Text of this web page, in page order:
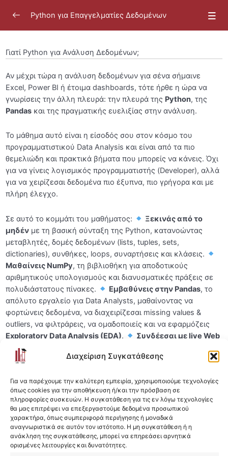
Διαχείριση Συγκατάθεσης
Για να παρέχουμε την καλύτερη εμπειρία, χρησιμοποιούμε τεχνολογίες
όπως cookies για την αποθήκευση ή/και την πρόσβαση σε
πληροφορίες συσκευών. Η συγκατάθεση για τις εν λόγω τεχνολογίες
θα μας επιτρέψει να επεξεργαστούμε δεδομένα προσωπικού
χαρακτήρα, όπως συμπεριφορά περιήγησης ή μοναδικά
αναγνωριστικά σε αυτόν τον ιστότοπο. Η μη συγκατάθεση ή η
ανάκληση της συγκατάθεσης, μπορεί να επηρεάσει αρνητικά
ορισμένες λειτουργίες και δυνατότητες.
Καλωσόρισμα 0/13
Εισαγωγή του Μαθήματος “Python για
Επαγγελματίες Δεδομένων”
Γιατί Python για Ανάλυση Δεδομένων;
Γιατί Python για Analytics Engineering;
Γνωριμία με την καθοδηγήτρια
Τεχνικές Απαιτήσεις
Προτεινόμενο Εβδομαδιαίο Πλάνο
Κανόνες Κοινότητας
Κάνε Join τον Discord Server
Mini Εκπαιδευτική Καθόδηγηση μόνο για τους
μαθητές μας
[SOS: Για προβολή των βίντεο] Ενεργοποίηση
Cookies Εμπορικής Προώθησης
Αρχική Αξιολόγηση Γνώσεων
Βασική Σύνταξη της Python
NumPy Essentials
Python για Επαγγελματίες Δεδομένων
Γιατί Python για Ανάλυση Δεδομένων;
Αν μέχρι τώρα η ανάλυση δεδομένων για σένα σήμαινε
Excel, Power BI ή έτοιμα dashboards, τότε ήρθε η ώρα να
γνωρίσεις την άλλη πλευρά: την πλευρά της Python, της
Pandasκαι της πραγματικής ευελιξίας στην ανάλυση.
Το μάθημα αυτό είναι η είσοδός σου στον κόσμο του
προγραμματιστικού Data Analysis και είναι από τα πιο
θεμελιώδη και πρακτικά βήματα που μπορείς να κάνεις. Όχι
για να γίνεις λογισμικός προγραμματιστής (Developer), αλλά
για να χειρίζεσαι δεδομένα πιο έξυπνα, πιο γρήγορα και με
πλήρη έλεγχο.
Σε αυτό το κομμάτι του μαθήματος:
Ξεκινάς από το
μηδένμε τη βασική σύνταξη της Python, κατανοώντας
μεταβλητές, δομές δεδομένων (lists, tuples, sets,
dictionaries), συνθήκες, loops, συναρτήσεις και κλάσεις.
Μαθαίνεις NumPy, τη βιβλιοθήκη για αποδοτικούς
αριθμητικούς υπολογισμούς και διανυσματικές πράξεις σε
πολυδιάστατους πίνακες.
Εμβαθύνεις στην Pandas, το
απόλυτο εργαλείο για Data Analysts, μαθαίνοντας να
φορτώνεις δεδομένα, να διαχειρίζεσαι missing values &
outliers, να φιλτράρεις, να ομαδοποιείς και να εφαρμόζεις
Exploratory Data Analysis (EDA).
Συνδέεσαι με live Web
APIsμέσω της βιβλιοθήκης
αρχιτεκτονική Client-Server (Request/Response) και τη
δεδομένων.
Τελικά, κατανοείς το backend της ανάλυσης δεδομένων:
μπορείς να καθαρίζεις ακατέργαστα datasets, να
ανακαλύπτεις κρυμμένα patterns και να μετατρέπεις τα
δεδομένα σε επιχειρηματικές απαντήσεις γραμμή-γραμμή.